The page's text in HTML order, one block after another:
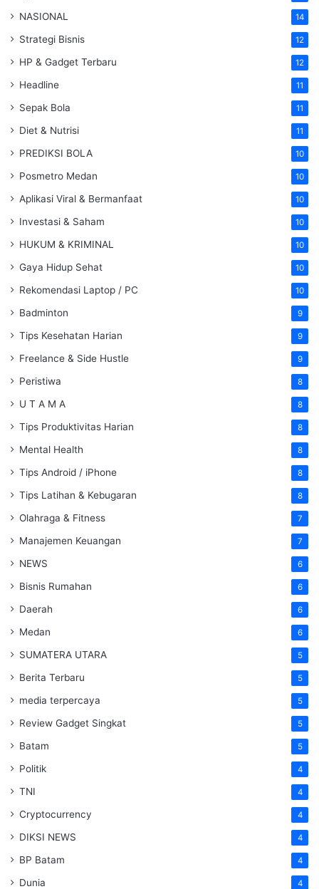
NASIONAL 14
Strategi Bisnis 12
HP & Gadget Terbaru 12
Headline 11
Sepak Bola 11
Diet & Nutrisi 11
PREDIKSI BOLA 10
Posmetro Medan 10
Aplikasi Viral & Bermanfaat 10
Investasi & Saham 10
HUKUM & KRIMINAL 10
Gaya Hidup Sehat 10
Rekomendasi Laptop / PC 10
Badminton 9
Tips Kesehatan Harian 9
Freelance & Side Hustle 9
Peristiwa 8
U T A M A 8
Tips Produktivitas Harian 8
Mental Health 8
Tips Android / iPhone 8
Tips Latihan & Kebugaran 8
Olahraga & Fitness 7
Manajemen Keuangan 7
NEWS 6
Bisnis Rumahan 6
Daerah 6
Medan 6
SUMATERA UTARA 5
Berita Terbaru 5
media terpercaya 5
Review Gadget Singkat 5
Batam 5
Politik 4
TNI 4
Cryptocurrency 4
DIKSI NEWS 4
BP Batam 4
Dunia 4